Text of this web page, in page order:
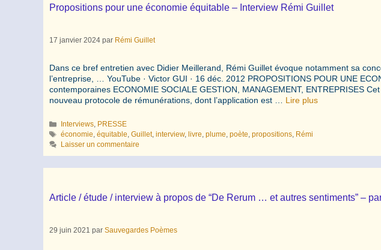
Propositions pour une économie équitable – Interview Rémi Guillet
17 janvier 2024 par Rémi Guillet
Dans ce bref entretien avec Didier Meillerand, Rémi Guillet évoque notamment sa
l’entreprise, … YouTube · Victor GUI · 16 déc. 2012 PROPOSITIONS POUR UNE
contemporaines ECONOMIE SOCIALE GESTION, MANAGEMENT, ENTREPRISES
nouveau protocole de rémunérations, dont l’application est … Lire plus
Catégories
Interviews, PRESSE
Étiquettes
économie,équitable,Guillet,interview, livre,plume,poète,propositions, Rémi
Laisser un commentaire
Article / étude / interview à propos de “De Rerum … et autres sentiments” –
29 juin 2021 par Sauvegardes Poèmes